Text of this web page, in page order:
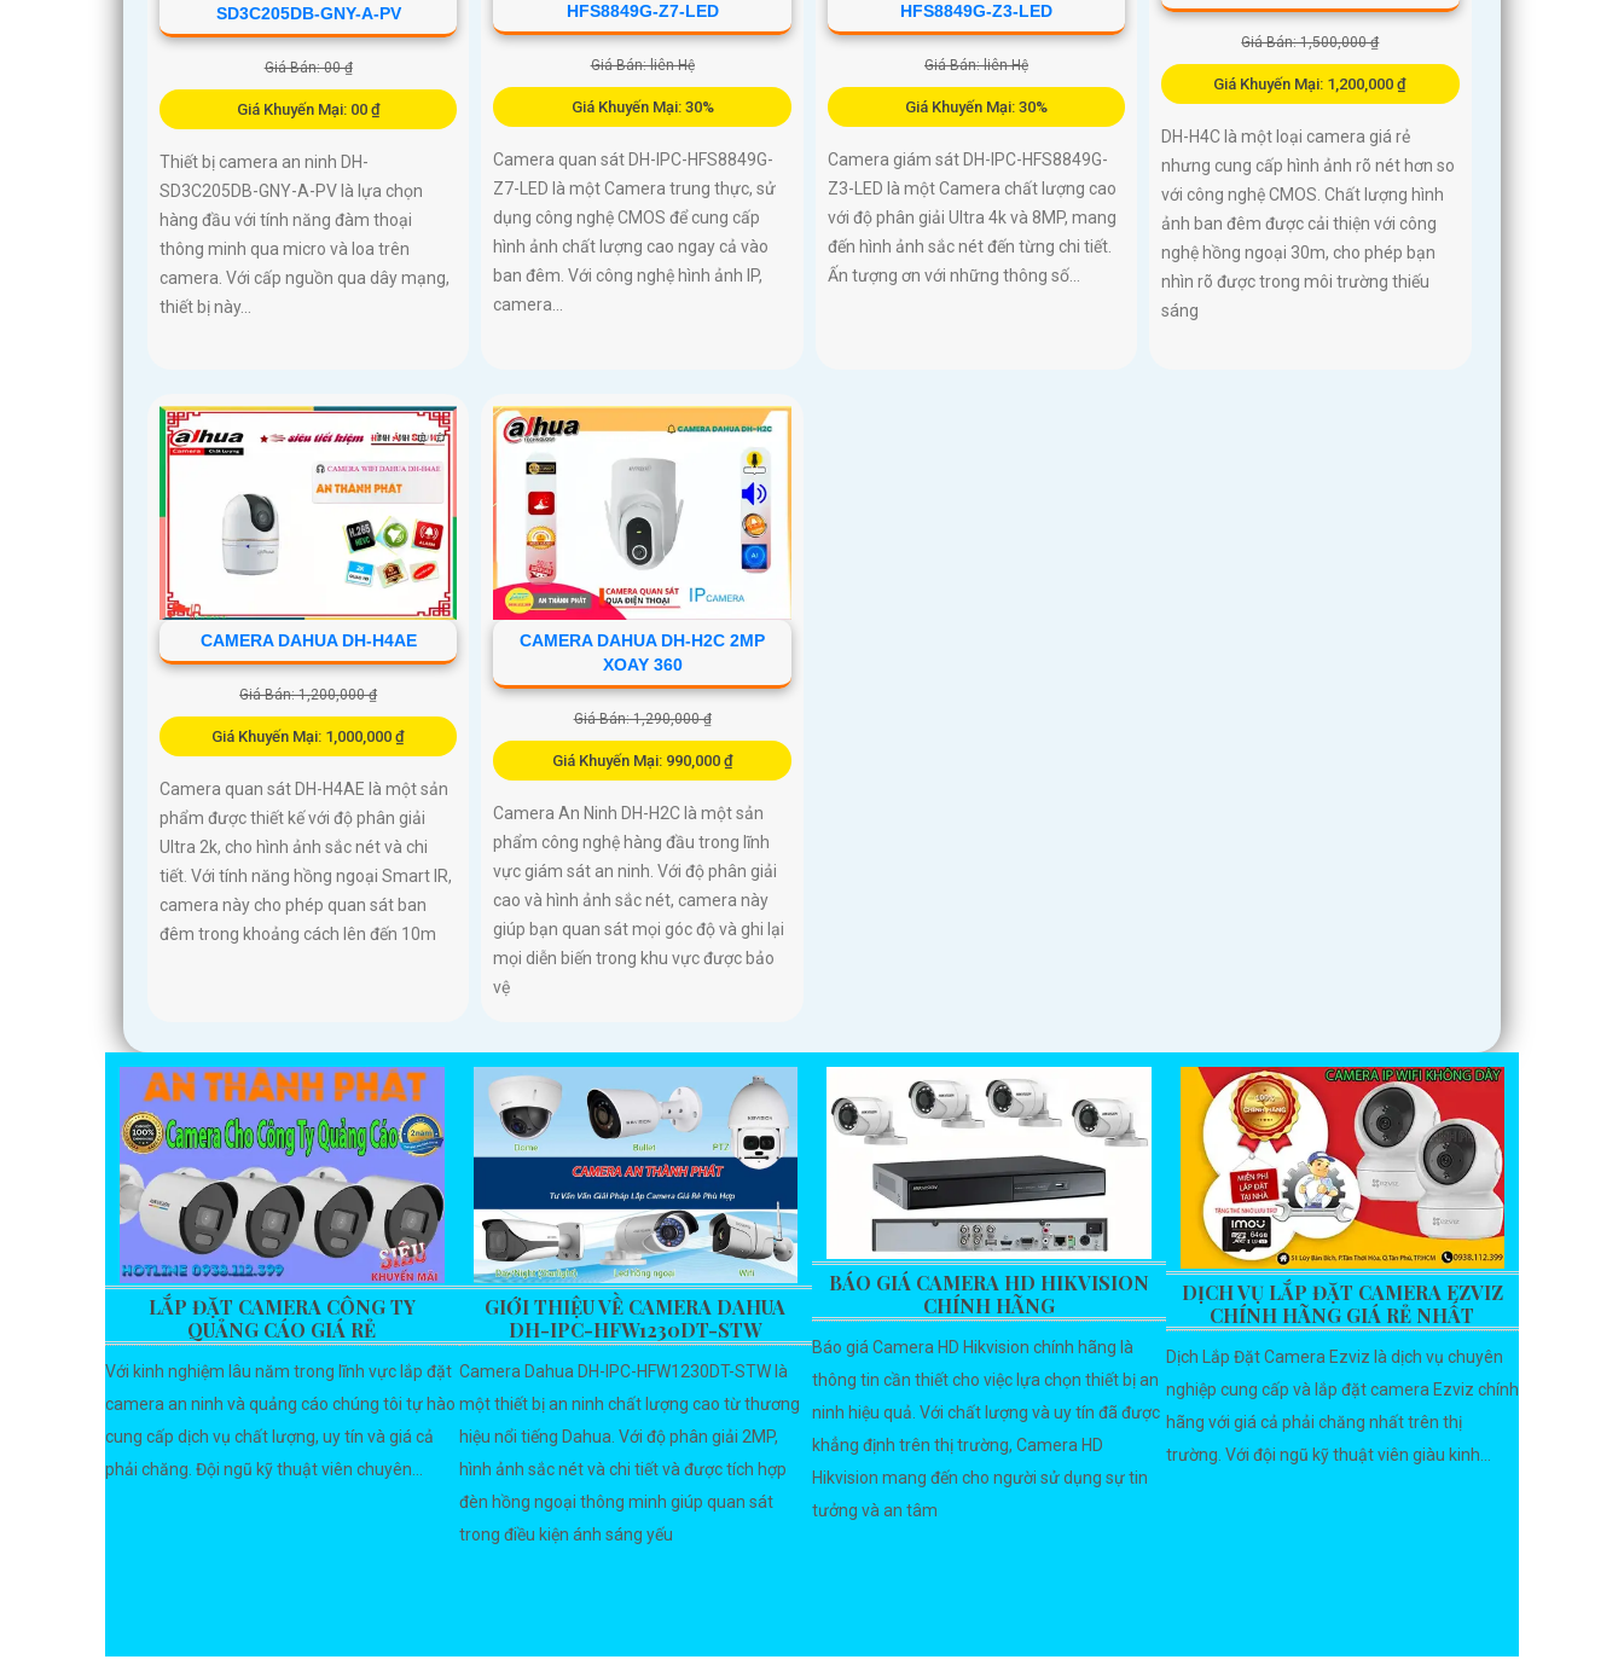
SD3C205DB-GNY-A-PV
Giá Bán: 00 ₫
Giá Khuyến Mại: 00 ₫
Thiết bị camera an ninh DH-
SD3C205DB-GNY-A-PV là lựa chọn
hàng đầu với tính năng đàm thoại
thông minh qua micro và loa trên
camera. Với cấp nguồn qua dây mạng,
thiết bị này...
HFS8849G-Z7-LED
Giá Bán: liên Hệ
Giá Khuyến Mại: 30%
Camera quan sát DH-IPC-HFS8849G-
Z7-LED là một Camera trung thực, sử
dụng công nghệ CMOS để cung cấp
hình ảnh chất lượng cao ngay cả vào
ban đêm. Với công nghệ hình ảnh IP,
camera...
HFS8849G-Z3-LED
Giá Bán: liên Hệ
Giá Khuyến Mại: 30%
Camera giám sát DH-IPC-HFS8849G-
Z3-LED là một Camera chất lượng cao
với độ phân giải Ultra 4k và 8MP, mang
đến hình ảnh sắc nét đến từng chi tiết.
Ấn tượng ơn với những thông số...
Giá Bán: 1,500,000 ₫
Giá Khuyến Mại: 1,200,000 ₫
DH-H4C là một loại camera giá rẻ
nhưng cung cấp hình ảnh rõ nét hơn so
với công nghệ CMOS. Chất lượng hình
ảnh ban đêm được cải thiện với công
nghệ hồng ngoại 30m, cho phép bạn
nhìn rõ được trong môi trường thiếu
sáng
CAMERA DAHUA DH-H4AE
Giá Bán: 1,200,000 ₫
Giá Khuyến Mại: 1,000,000 ₫
Camera quan sát DH-H4AE là một sản
phẩm được thiết kế với độ phân giải
Ultra 2k, cho hình ảnh sắc nét và chi
tiết. Với tính năng hồng ngoại Smart IR,
camera này cho phép quan sát ban
đêm trong khoảng cách lên đến 10m
CAMERA DAHUA DH-H2C 2MP
XOAY 360
Giá Bán: 1,290,000 ₫
Giá Khuyến Mại: 990,000 ₫
Camera An Ninh DH-H2C là một sản
phẩm công nghệ hàng đầu trong lĩnh
vực giám sát an ninh. Với độ phân giải
cao và hình ảnh sắc nét, camera này
giúp bạn quan sát mọi góc độ và ghi lại
mọi diễn biến trong khu vực được bảo
vệ
LẮP ĐẶT CAMERA CÔNG TY
QUẢNG CÁO GIÁ RẺ
Với kinh nghiệm lâu năm trong lĩnh vực lắp đặt
camera an ninh và quảng cáo chúng tôi tự hào
cung cấp dịch vụ chất lượng, uy tín và giá cả
phải chăng. Đội ngũ kỹ thuật viên chuyên...
GIỚI THIỆU VỀ CAMERA DAHUA
DH-IPC-HFW1230DT-STW
Camera Dahua DH-IPC-HFW1230DT-STW là
một thiết bị an ninh chất lượng cao từ thương
hiệu nổi tiếng Dahua. Với độ phân giải 2MP,
hình ảnh sắc nét và chi tiết và được tích hợp
đèn hồng ngoại thông minh giúp quan sát
trong điều kiện ánh sáng yếu
BÁO GIÁ CAMERA HD HIKVISION
CHÍNH HÃNG
Báo giá Camera HD Hikvision chính hãng là
thông tin cần thiết cho việc lựa chọn thiết bị an
ninh hiệu quả. Với chất lượng và uy tín đã được
khẳng định trên thị trường, Camera HD
Hikvision mang đến cho người sử dụng sự tin
tưởng và an tâm
DỊCH VỤ LẮP ĐẶT CAMERA EZVIZ
CHÍNH HÃNG GIÁ RẺ NHẤT
Dịch Lắp Đặt Camera Ezviz là dịch vụ chuyên
nghiệp cung cấp và lắp đặt camera Ezviz chính
hãng với giá cả phải chăng nhất trên thị
trường. Với đội ngũ kỹ thuật viên giàu kinh...